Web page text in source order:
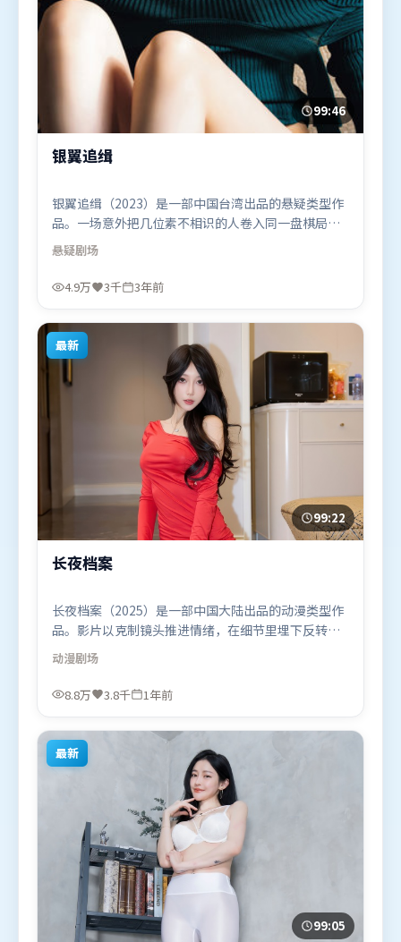
99:46
银翼追缉
银翼追缉（2023）是一部中国台湾出品的悬疑类型作
品。一场意外把几位素不相识的人卷入同一盘棋局，
信任与背叛交替上演。类型元素被重新组合，既致敬
经典也尝试突破套路。由李安执导，朱一龙、汤唯、
木村拓哉，弗洛伦丝·皮尤、阿米尔·汗等联袂出
映上线，适合喜欢悬疑题材的观众观看。
悬疑剧场
4.9万 3千 3年前
最新
99:22
长夜档案
长夜档案（2025）是一部中国大陆出品的动漫类型作
品。影片以克制镜头推进情绪，在细节里埋下反转，
直至最后一刻才揭开谜底。人物关系网复杂却不凌
乱，每场对手戏都推动信息增量。由吕克·贝松执
导，李政宰、孙艺珍、梁朝伟，周冬雨、吴京、雷佳
部分地区首映上线，适合喜欢动漫题材的观众观看。
动漫剧场
8.8万 3.8千 1年前
最新
99:05